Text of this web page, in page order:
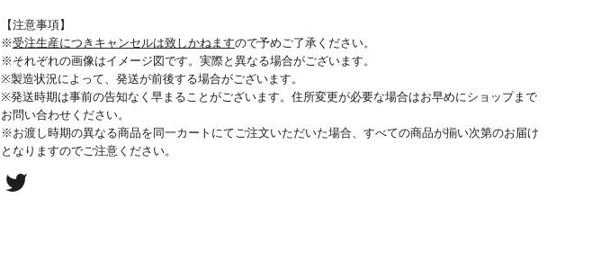
【注意事項】
※受注生産につきキャンセルは致しかねますので予めご了承ください。
※それぞれの画像はイメージ図です。実際と異なる場合がございます。
※製造状況によって、発送が前後する場合がございます。
※発送時期は事前の告知なく早まることがございます。住所変更が必要な場合はお早めにショップまで
お問い合わせください。
※お渡し時期の異なる商品を同一カートにてご注文いただいた場合、すべての商品が揃い次第のお届け
となりますのでご注意ください。